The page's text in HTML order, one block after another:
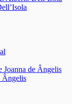
Ângelis